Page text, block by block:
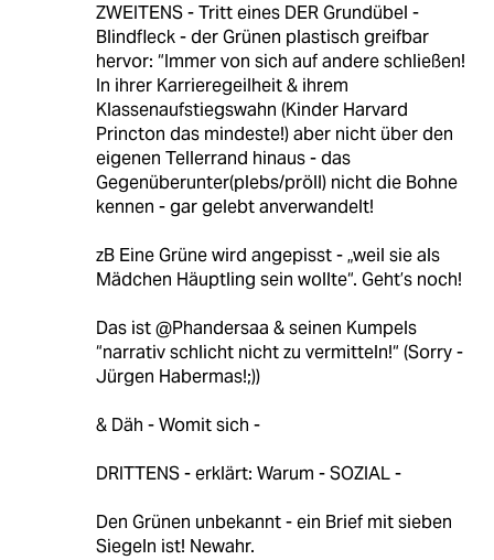
ZWEITENS - Tritt eines DER Grundübel -
Blindfleck - der Grünen plastisch greifbar
hervor: “Immer von sich auf andere schließen!
In ihrer Karrieregeilheit & ihrem
Klassenaufstiegswahn (Kinder Harvard
Princton das mindeste!) aber nicht über den
eigenen Tellerrand hinaus - das
Gegenüberunter(plebs/pröll) nicht die Bohne
kennen - gar gelebt anverwandelt!
zB Eine Grüne wird angepisst - „weil sie als
Mädchen Häuptling sein wollte“. Geht’s noch!
Das ist @Phandersaa & seinen Kumpels
“narrativ schlicht nicht zu vermitteln!“ (Sorry -
Jürgen Habermas!;))
& Däh - Womit sich -
DRITTENS - erklärt: Warum - SOZIAL -
Den Grünen unbekannt - ein Brief mit sieben
Siegeln ist! Newahr.